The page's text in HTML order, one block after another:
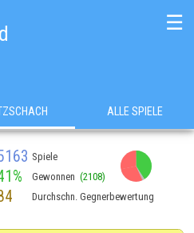
☰
ALLE SPIELE
Spiele
Gewonnen (2108)
Durchschn. Gegnerbewertung